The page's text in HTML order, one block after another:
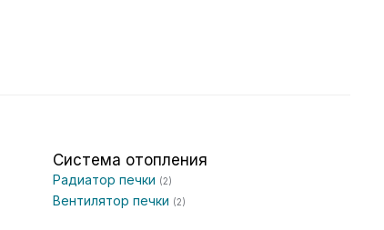
Система отопления
Радиатор печки (2)
Вентилятор печки (2)